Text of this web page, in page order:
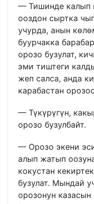
— Тишинде калып
ооздон сыртка
учурда, анын
буурчакка
орозо бузулат,
эми тиштеги
жеп салса, анда
карабастан
— Түкүрүгүн,
орозо бузулбайт.
— Орозо экени
алып жатып
кокустан
бузулат. Мындай
орозонун